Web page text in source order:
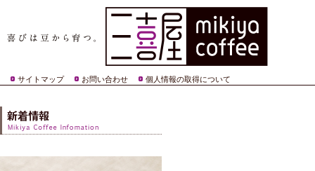
サイトマップ お問い合わせ 個人情報の取得について